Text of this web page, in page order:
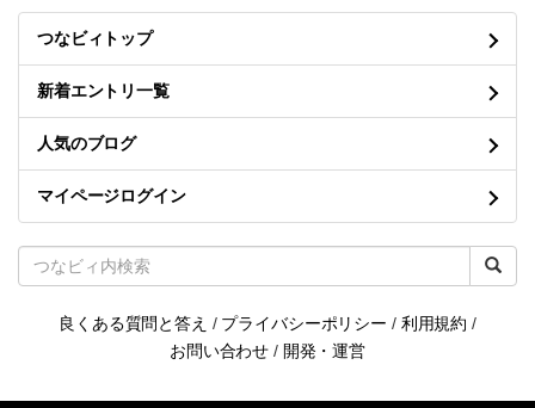
つなビィトップ
新着エントリ一覧
人気のブログ
マイページログイン
良くある質問と答え / プライバシーポリシー / 利用規約 /
お問い合わせ / 開発・運営